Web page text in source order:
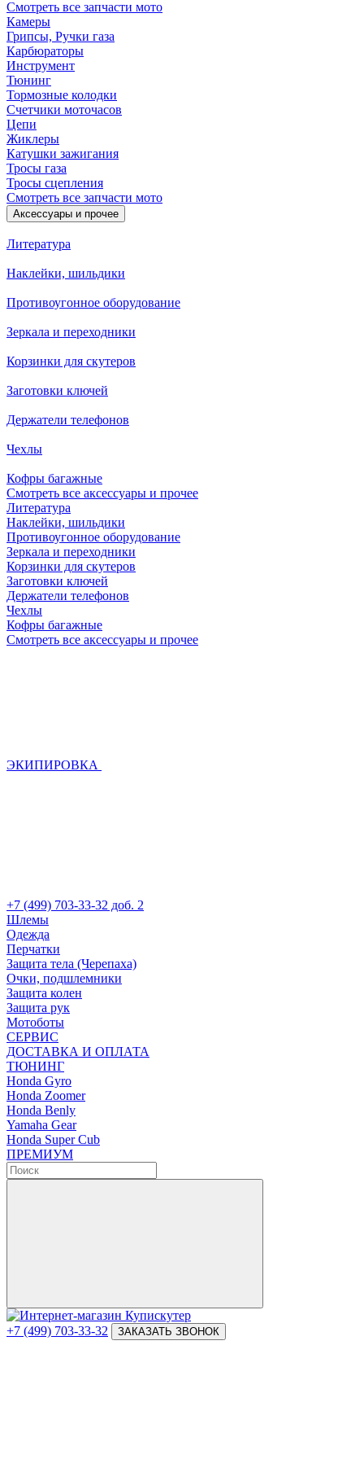
Смотреть все запчасти мото
Камеры
Грипсы, Ручки газа
Карбюраторы
Инструмент
Тюнинг
Тормозные колодки
Счетчики моточасов
Цепи
Жиклеры
Катушки зажигания
Тросы газа
Тросы сцепления
Смотреть все запчасти мото
Аксессуары и прочее
Литература
Наклейки, шильдики
Противоугонное оборудование
Зеркала и переходники
Корзинки для скутеров
Заготовки ключей
Держатели телефонов
Чехлы
Кофры багажные
Смотреть все аксессуары и прочее
Литература
Наклейки, шильдики
Противоугонное оборудование
Зеркала и переходники
Корзинки для скутеров
Заготовки ключей
Держатели телефонов
Чехлы
Кофры багажные
Смотреть все аксессуары и прочее
ЭКИПИРОВКА
+7 (499) 703-33-32 доб. 2
Шлемы
Одежда
Перчатки
Защита тела (Черепаха)
Очки, подшлемники
Защита колен
Защита рук
Мотоботы
СЕРВИС
ДОСТАВКА И ОПЛАТА
ТЮНИНГ
Honda Gyro
Honda Zoomer
Honda Benly
Yamaha Gear
Honda Super Cub
ПРЕМИУМ
+7 (499) 703-33-32 ЗАКАЗАТЬ ЗВОНОК